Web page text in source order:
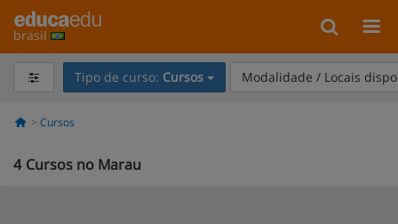
brasil
Tipo de curso: Cursos Modalidade / Locais
Cursos
4 Cursos no Marau